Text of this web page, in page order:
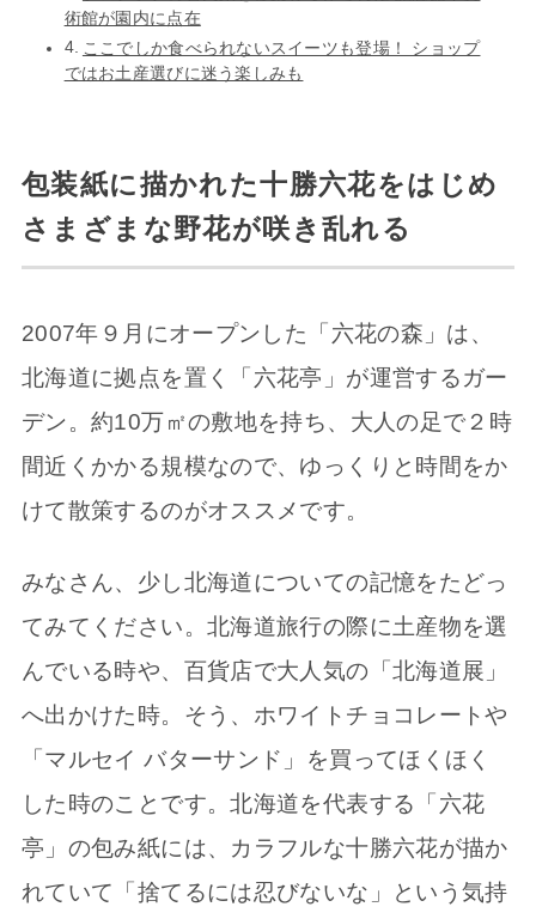
術館が園内に点在
ここでしか食べられないスイーツも登場！ ショップ
ではお土産選びに迷う楽しみも
包装紙に描かれた十勝六花をはじめ
さまざまな野花が咲き乱れる
2007年９月にオープンした「六花の森」は、
北海道に拠点を置く「六花亭」が運営するガー
デン。約10万㎡の敷地を持ち、大人の足で２時
間近くかかる規模なので、ゆっくりと時間をか
けて散策するのがオススメです。
みなさん、少し北海道についての記憶をたどっ
てみてください。北海道旅行の際に土産物を選
んでいる時や、百貨店で大人気の「北海道展」
へ出かけた時。そう、ホワイトチョコレートや
「マルセイ バターサンド」を買ってほくほく
した時のことです。北海道を代表する「六花
亭」の包み紙には、カラフルな十勝六花が描か
れていて「捨てるには忍びないな」という気持